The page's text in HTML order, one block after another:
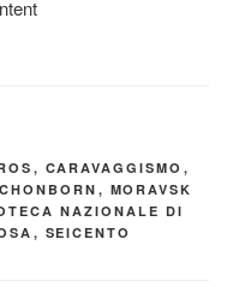
, CARAVAGGISMO ,
, MORAVSK
NAZIONALE DI
, SEICENTO